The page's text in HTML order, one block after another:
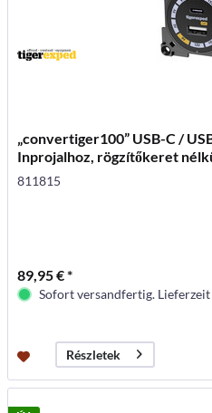
„convertiger100” USB-C /
Inprojalhoz, rögzítőkeret
811815
89,95 € *
Sofort versandfertig. Lieferzeit
Részletek